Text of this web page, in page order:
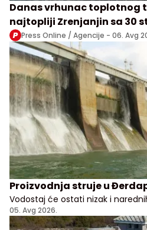
Danas vrhunac toplotnog
najtopliji Zrenjanjin sa 30
Press Online / Agencije - 06. Avg
Proizvodnja struje u
Vodostaj će ostati nizak i
Elektroprivrede Srbije uveravaju
nemaju razloga za brigu
05. Avg 2026.